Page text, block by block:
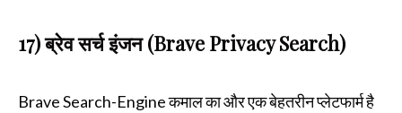
17) ब्रेव सर्च इंजन (Brave Privacy Search)
Brave Search-Engine कमाल का और एक बेहतरीन प्लेटफार्म है